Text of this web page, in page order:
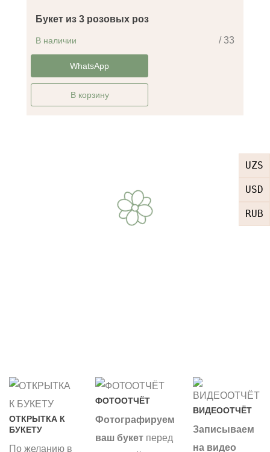
UZS
USD
RUB
Букет из 3 розовых роз
/ 33
В наличии
-35%WhatsApp
В корзину
ОТКРЫТКА К
БУКЕТУ
По желанию в
ФОТООТЧЁТ
Фотографируем
ваш букет перед
ВИДЕООТЧЁТ
Записываем
на видео